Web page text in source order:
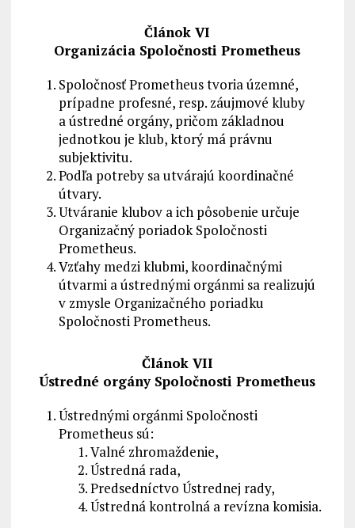
Článok VI
Organizácia Spoločnosti Prometheus
Spoločnosť Prometheus tvoria územné,
prípadne profesné, resp. záujmové kluby
a ústredné orgány, pričom základnou
jednotkou je klub, ktorý má právnu
subjektivitu.
Podľa potreby sa utvárajú koordinačné
útvary.
Utváranie klubov a ich pôsobenie určuje
Organizačný poriadok Spoločnosti
Prometheus.
Vzťahy medzi klubmi, koordinačnými
útvarmi a ústrednými orgánmi sa realizujú
v zmysle Organizačného poriadku
Spoločnosti Prometheus.
Článok VII
Ústredné orgány Spoločnosti Prometheus
Ústrednými orgánmi Spoločnosti
Prometheus sú:
Valné zhromaždenie,
Ústredná rada,
Predsedníctvo Ústrednej rady,
Ústredná kontrolná a revízna komisia.